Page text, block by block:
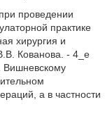
проведении
практике
хирургия и
Кованова. - 4_е
Вишневскому
а в частности